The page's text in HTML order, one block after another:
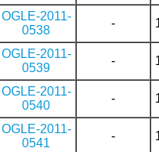
OGLE-2011-
0538
-
OGLE-2011-
0539
-
OGLE-2011-
0540
-
OGLE-2011-
0541
-